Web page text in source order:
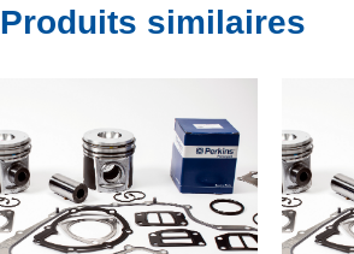
Produits similaires